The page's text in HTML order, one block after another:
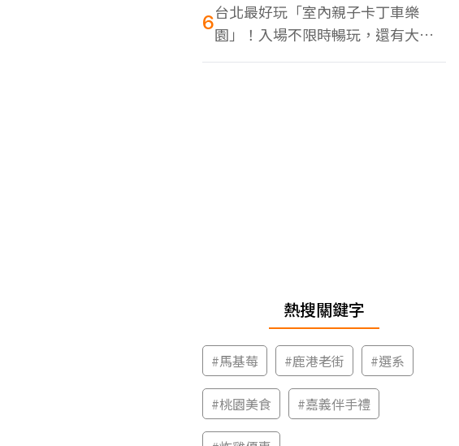
6台北最好玩「室內親子卡丁車樂
園」！入場不限時暢玩，還有大螢
幕Switch遊戲區
熱搜關鍵字
#馬基莓 #鹿港老街 #選系
#桃園美食 #嘉義伴手禮